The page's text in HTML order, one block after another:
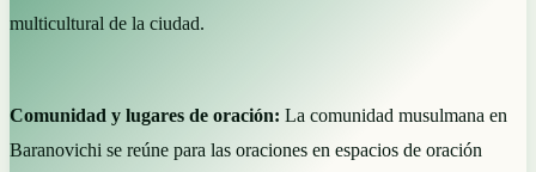
multicultural de la ciudad.
Comunidad y lugares de oración: La comunidad musulmana en
Baranovichi se reúne para las oraciones en espacios de oración